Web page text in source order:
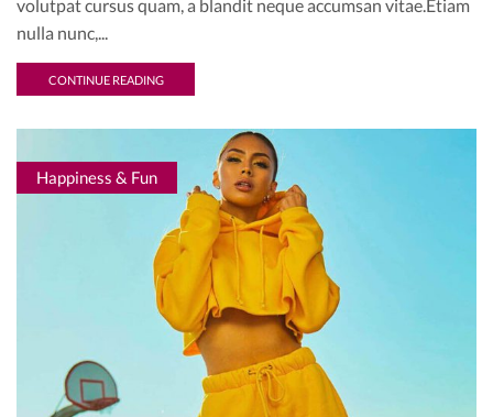
volutpat cursus quam, a blandit neque accumsan vitae.Etiam
nulla nunc,...
CONTINUE READING
Happiness & Fun